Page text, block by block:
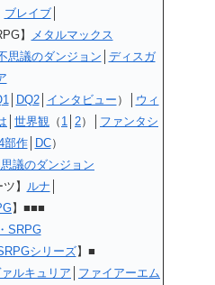
ブレイブ│
】
メタルマックス
思議のダンジョン ディスガ
│ DQ2│ インタビュー ）│ ウィ
世界観 （ 1 2）│ ファンタシ
部作│ DC）
議のダンジョン
】 ルナ
】■■■
SRPG
シリーズ】■
ルキュリア
ファイアーエム